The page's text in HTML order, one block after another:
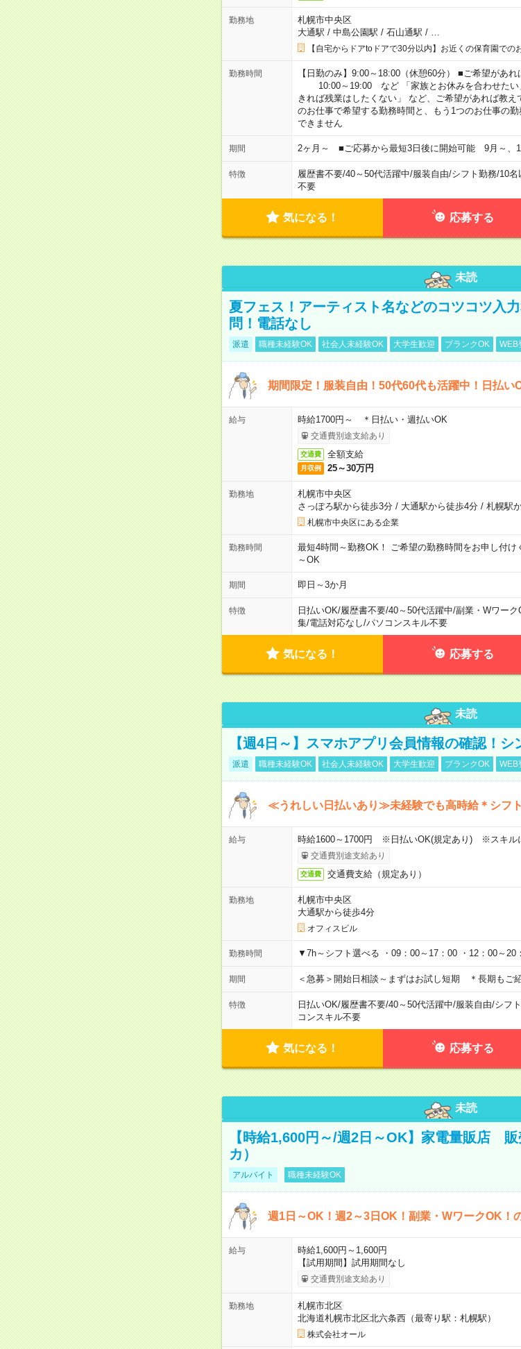
勤務地
札幌市中央区
大通駅 / 中島公園駅 / 石山通駅 /
【自宅からドアtoドアで30分以内】お近くの保育園での
勤務時間
【日勤のみ】9:00～18:00（休憩60分） ■ご希望があ
10:00～19:00 など 「家族とお休みを合わせたい
きれば残業はしたくない」 など、ご希望があれば教
のお仕事で希望する勤務時間と、もう1つのお仕事の
できません
期間 2ヶ月～ ■ご応募から最短3日後に開始可能 9月～、
特徴 履歴書不要/40～50代活躍中/服装自由/シフト勤務/10名
不要
気になる！ 応募する
未読
夏フェス！アーティスト名などのコツコツ入
問！電話なし
派遣 職種未経験OK 社会人未経験OK 大学生歓迎 ブランクOK WEB
期間限定！服装自由！50代60代も活躍中！日払い
給与 時給1700円～ ＊日払い・週払いOK
交通費別途支給あり
交通費 全額支給
月収例 25～30万円
勤務地
札幌市中央区
さっぽろ駅から徒歩3分/ 大通駅から徒歩4分/ 札幌駅
札幌市中央区にある企業
勤務時間
最短4時間～勤務OK！ ご希望の勤務時間をお申し付
～OK
期間 即日～3か月
特徴 日払いOK/履歴書不要/40～50代活躍中/副業・Wワーク
集/電話対応なし/パソコンスキル不要
気になる！ 応募する
未読
【週4日～】スマホアプリ会員情報の確認！シ
派遣 職種未経験OK 社会人未経験OK 大学生歓迎 ブランクOK WEB
≪うれしい日払いあり≫未経験でも高時給＊シフ
給与 時給1600～1700円 ※日払いOK(規定あり) ※スキル
交通費別途支給あり
交通費 交通費支給（規定あり）
勤務地
札幌市中央区
大通駅から徒歩4分
オフィスビル
勤務時間 ▼7h～シフト選べる ・09：00～17：00 ・12：00～20
期間 ＜急募＞開始日相談～まずはお試し短期 ＊長期もご
特徴 日払いOK/履歴書不要/40～50代活躍中/服装自由/シフ
コンスキル不要
気になる！ 応募する
未読
【時給1,600円～/週2日～OK】家電量販店
カ）
アルバイト 職種未経験OK
週1日～OK！週2～3日OK！副業・WワークOK！
給与
時給1,600円～1,600円
【試用期間】試用期間なし
交通費別途支給あり
勤務地
札幌市北区
北海道札幌市北区北六条西（最寄り駅：札幌駅）
株式会社オール